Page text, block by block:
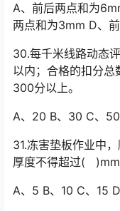
A、前后两点和为
两点和为3mm D、
30.每千米线路动态
以内；合格的扣分
300分以上。
A、20 B、30 C、
31.冻害垫板作业中
厚度不得超过( )mm
A、5 B、10 C、15